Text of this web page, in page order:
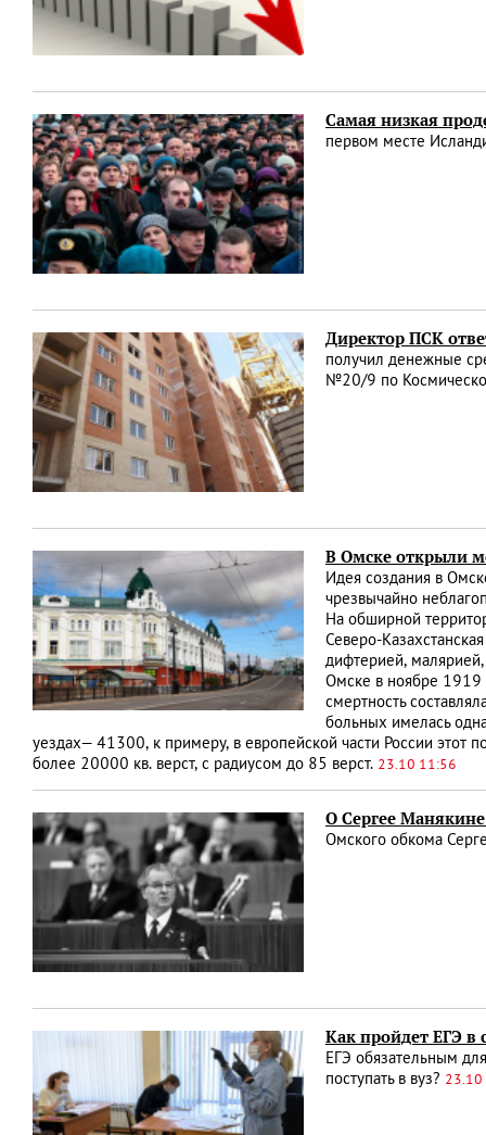
Самая низкая
первом месте
Директор ПСК
получил денежные
№20/9 по
В Омске открыли
Идея создания в
чрезвычайно
На обширной
Ceвepo-
дифтерией,
Омске в ноябре 1919
смертность
больных имелась
уездах— 41300, к примеру, в европейской части России этот
более 20000 кв. верст, с радиусом до 85 верст. 23.10 11:56
О Сергее
Омского обкома
Как пройдет ЕГЭ в
ЕГЭ обязательным
поступать в вуз? 23.10